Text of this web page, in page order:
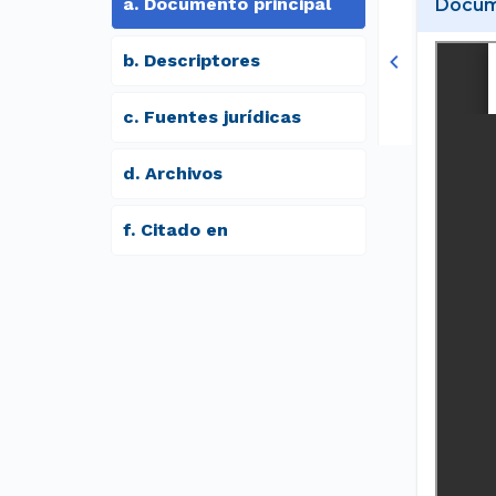
b. Descriptores
c. Fuentes jurídicas
d. archivos
f. Citado en